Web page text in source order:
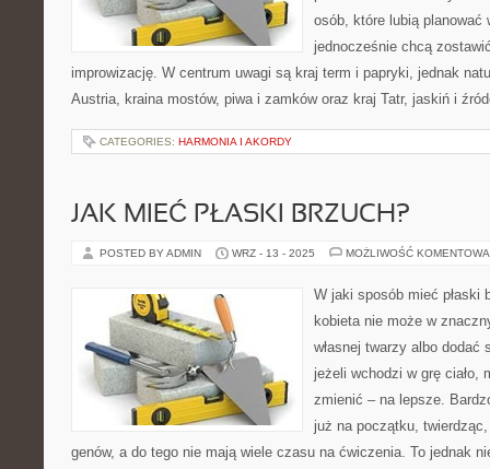
osób, które lubią
jednocześnie chcą
improwizację. W centrum uwagi są kraj term i papryki, jednak
Austria, kraina mostów, piwa i zamków oraz kraj Tatr, jaskiń i
CATEGORIES: HARMONIA I AKORDY
JAK MIEĆ PŁASKI BRZUCH?
POSTED BY ADMIN WRZ - 13 - 2025 MOŻLIWOŚĆ
W jaki sposób mieć płaski
kobieta nie może w
własnej twarzy albo
jeżeli wchodzi w grę ciało,
zmienić – na lepsze.
już na początku,
genów, a do tego nie mają wiele czasu na ćwiczenia. To jednak